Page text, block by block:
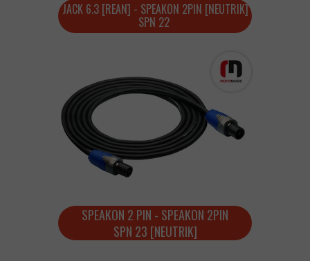
SPEAKON 2 PIN - SPEAKON 2PIN
SPN 23 [NEUTRIK]
JACK 6.3 [REAN] - SPEAKON 2PIN [NEUTRIK]
SPN 22